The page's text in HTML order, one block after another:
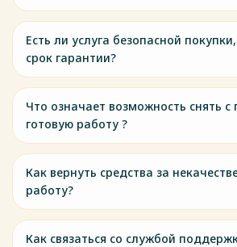
Есть ли услуга безопасной
срок гарантии?
Что означает возможность снять
готовую работу ?
Как вернуть средства за
работу?
Как связаться со службой